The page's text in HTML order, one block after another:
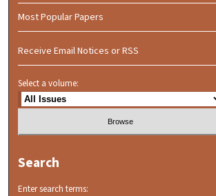
Most Popular Papers
Receive Email Notices or RSS
Select a volume:
Search
Enter search terms: